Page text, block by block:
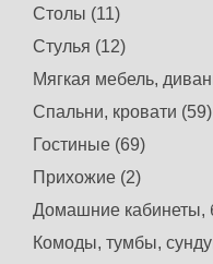
Столы (11)
Стулья (12)
Мягкая мебель,
Спальни, кровати (59)
Гостиные (69)
Прихожие (2)
Домашние кабинеты,
Комоды, тумбы,